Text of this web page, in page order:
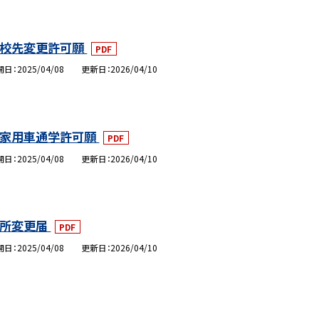
先変更許可願
PDF
日 2025/04/08 更新日 2026/04/10
用車通学許可願
PDF
日 2025/04/08 更新日 2026/04/10
変更届
PDF
日 2025/04/08 更新日 2026/04/10